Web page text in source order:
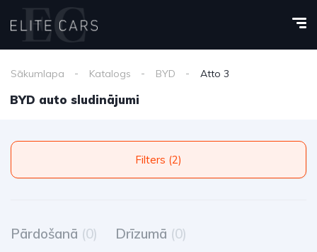
Sākumlapa Katalogs BYD Atto 3
BYD auto sludinājumi
Filters (2)
Pārdošanā (0) Drīzumā (0)